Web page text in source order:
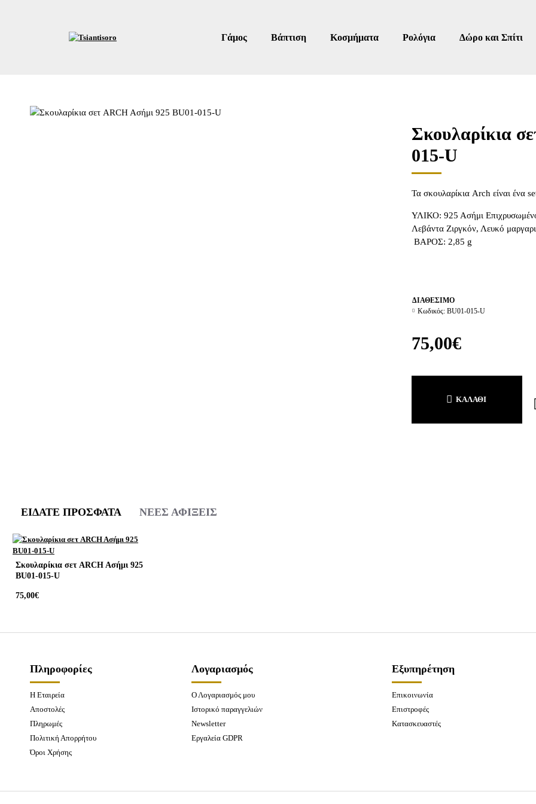
Γάμος Βάπτιση Κοσμήματα Ρολόγια Δώρο και Σπίτι
Σκουλαρίκια
015-U
Τα σκουλαρίκια Arch είναι ένα
ΥΛΙΚΟ: 925 Ασήμι
Λεβάντα Ζιργκόν, Λευκό
ΒΑΡΟΣ: 2,85 g
ΔΙΑΘΕΣΙΜΟ
Κωδικός: BU01-015-U
75,00€
ΚΑΛΆΘΙ
ΕΊΔΑΤΕ ΠΡΌΣΦΑΤΑ ΝΈΕΣ ΑΦΊΞΕΙΣ
Σκουλαρίκια σετ ARCH Aσήμι 925
BU01-015-U
75,00€
Πληροφορίες
Η Εταιρεία
Αποστολές
Πληρωμές
Πολιτική Απορρήτου
Όροι Χρήσης
Λογαριασμός
Ο Λογαριασμός μου
Ιστορικό παραγγελιών
Newsletter
Εργαλεία GDPR
Εξυπηρέτηση
Επικοινωνία
Επιστροφές
Κατασκευαστές